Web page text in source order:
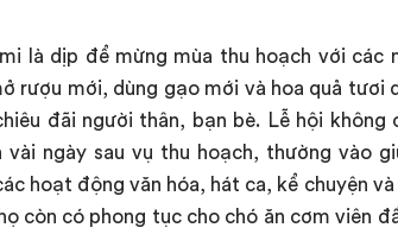
là dịp để mừng mùa thu hoạch với các
rượu mới, dùng gạo mới và hoa quả tươi
đãi người thân, bạn bè. Lễ hội không
ngày sau vụ thu hoạch, thường vào
hoạt động văn hóa, hát ca, kể chuyện
còn có phong tục cho chó ăn cơm viên